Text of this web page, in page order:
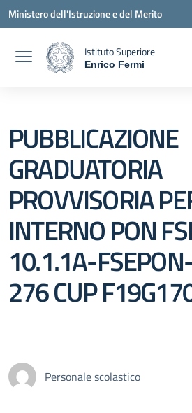
Vai ai contenuti
Vai al menu di navigazione
Vai al footer
Ministero dell'Istruzione e del Merito
Istituto Superiore
Enrico Fermi
PUBBLICAZIONE
GRADUATORIA
PROVVISORIA
INTERNO PON
10.1.1A-
276 CUP
Personale scolastico